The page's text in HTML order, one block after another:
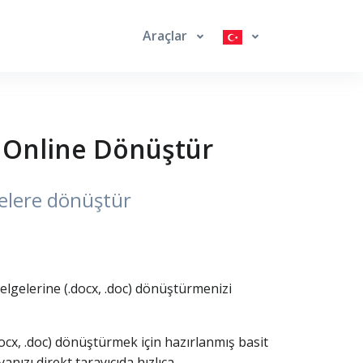
Araçlar
Online Dönüştür
dönüştür
(.docx, .doc) dönüştürmenizi
.doc) dönüştürmek için hazırlanmış basit